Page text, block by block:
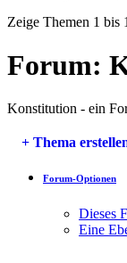
Zeige Themen 1 bis
Forum:
Konstitution - ein
+ Thema
Forum-Optionen
Dieses
Eine